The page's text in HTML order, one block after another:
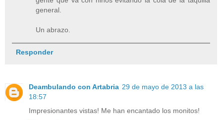
general.
Un abrazo.
Responder
Deambulando con Artabria 29 de mayo de 2013 a las
18:57
Impresionantes vistas! Me han encantado los monitos!